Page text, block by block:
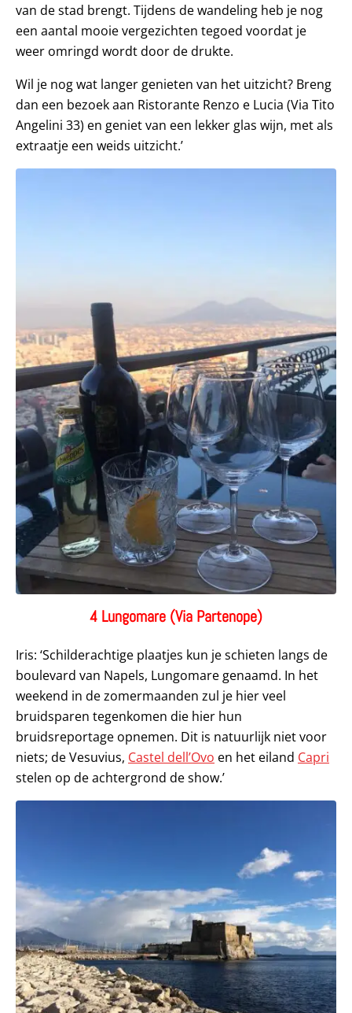
van de stad brengt. Tijdens de wandeling heb je nog
een aantal mooie vergezichten tegoed voordat je
weer omringd wordt door de drukte.
Wil je nog wat langer genieten van het uitzicht? Breng
dan een bezoek aan Ristorante Renzo e Lucia (Via Tito
Angelini 33) en geniet van een lekker glas wijn, met als
extraatje een weids uitzicht.’
4 Lungomare (Via Partenope)
Iris: ‘Schilderachtige plaatjes kun je schieten langs de
boulevard van Napels, Lungomare genaamd. In het
weekend in de zomermaanden zul je hier veel
bruidsparen tegenkomen die hier hun
bruidsreportage opnemen. Dit is natuurlijk niet voor
niets; de Vesuvius, Castel dell’Ovo en het eiland Capri
stelen op de achtergrond de show.’